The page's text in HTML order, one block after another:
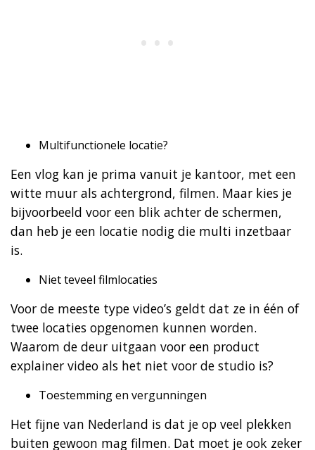
Multifunctionele locatie?
Een vlog kan je prima vanuit je kantoor, met een
witte muur als achtergrond, filmen. Maar kies je
bijvoorbeeld voor een blik achter de schermen,
dan heb je een locatie nodig die multi inzetbaar
is.
Niet teveel filmlocaties
Voor de meeste type video’s geldt dat ze in één of
twee locaties opgenomen kunnen worden.
Waarom de deur uitgaan voor een product
explainer video als het niet voor de studio is?
Toestemming en vergunningen
Het fijne van Nederland is dat je op veel plekken
buiten gewoon mag filmen. Dat moet je ook zeker